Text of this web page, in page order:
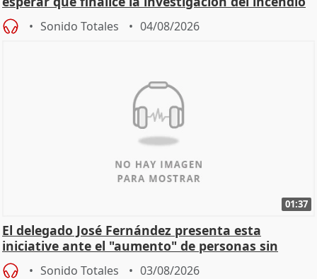
Sonido Totales 04/08/2026
01:37
El delegado José Fernández presenta esta
iniciative ante el "aumento" de personas sin
hogar en Madri
Sonido Totales 03/08/2026